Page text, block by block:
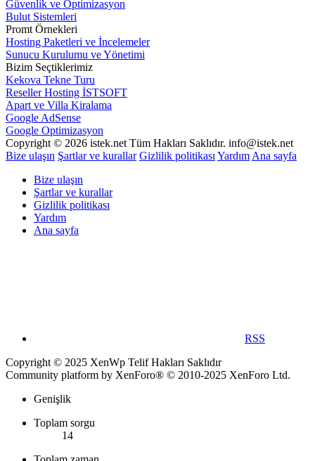
Güvenlik ve Optimizasyon
Bulut Sistemleri
Promt Örnekleri
Hosting Paketleri ve İncelemeler
Sunucu Kurulumu ve Yönetimi
Bizim Seçtiklerimiz
Kekova Tekne Turu
Reseller Hosting İSTSOFT
Apart ve Villa Kiralama
Google AdSense
Google Optimizasyon
Copyright © 2026 istek.net Tüm Hakları Saklıdır. info@istek.net
Bize ulaşın Şartlar ve kurallar Gizlilik politikası Yardım Ana sayfa
Bize ulaşın
Şartlar ve kurallar
Gizlilik politikası
Yardım
Ana sayfa
RSS
Copyright © 2025 XenWp Telif Hakları Saklıdır
Community platform by XenForo® © 2010-2025 XenForo Ltd.
Genişlik
Toplam sorgu
14